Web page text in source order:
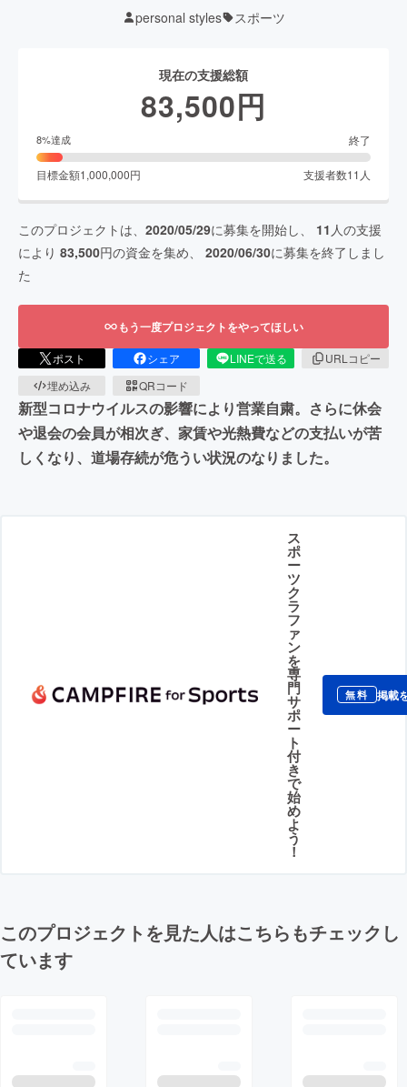
personal styles スポーツ
現在の支援総額
83,500円
8%達成 終了
目標金額1,000,000円 支援者数11 人
このプロジェクトは、 2020/05/29に募集を開始し、 11 人の支援
により 83,500円の資金を集め、 2020/06/30に募集を終了しまし
た
もう一度プロジェクトをやってほしい
ポスト シェア LINEで送る
URLコピー
埋め込み
QRコード
新型コロナウイルスの影響により営業自粛。さらに休会
や退会の会員が相次ぎ、家賃や光熱費などの支払いが苦
しくなり、道場存続が危うい状況のなりました。
ス
ポ
ー
ツ
ク
ラ
フ
ァ
ン
を
専
門
サ
ポ
ー
ト
付
き
で
始
め
よ
う
！
無料 掲載
このプロジェクトを見た人はこちらもチェックし
ています